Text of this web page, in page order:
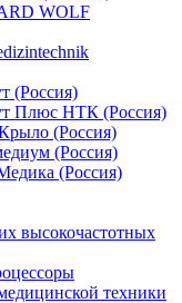
WOLF
(Россия)
Плюс НТК (Россия)
(Россия)
(Россия)
(Россия)
высокочастотных
техники